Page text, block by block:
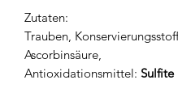
Zutaten:
Trauben,
Ascorbinsäure,
Antioxidationsmittel: Sulfite